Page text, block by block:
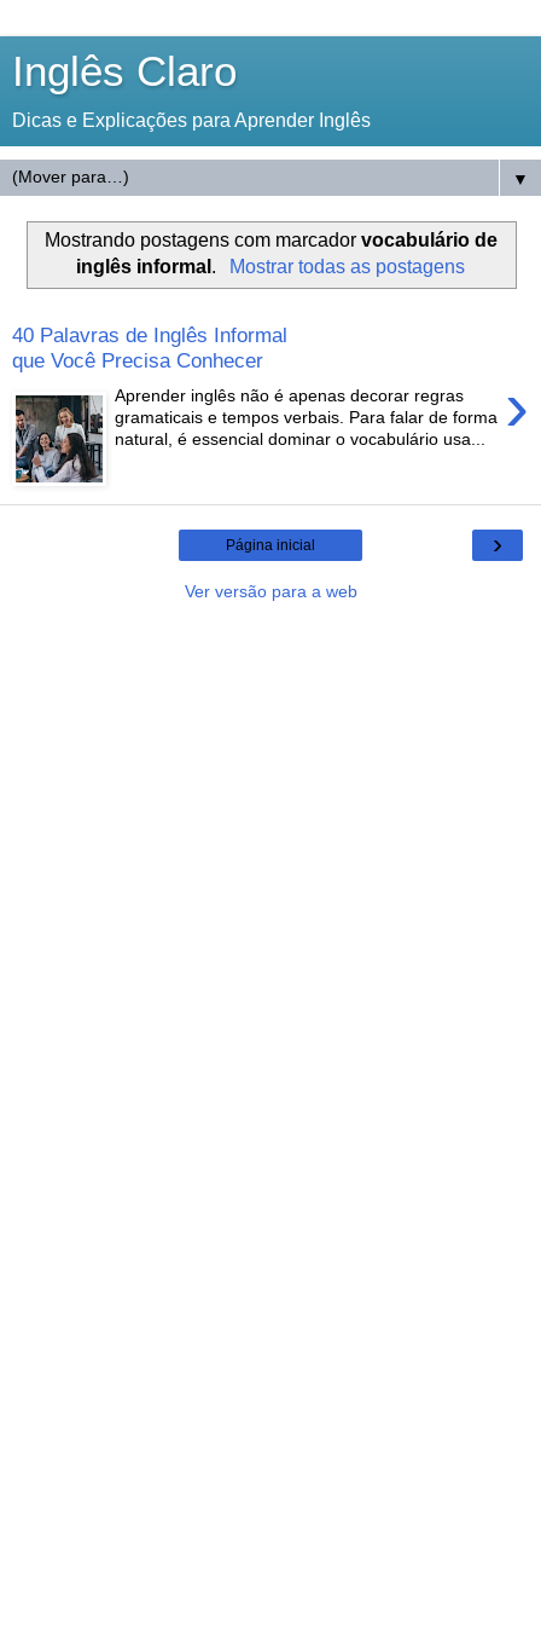
Inglês Claro
Dicas e Explicações para Aprender Inglês
▼
Mostrando postagens com marcador vocabulário de
inglês informal . Mostrar todas as postagens
40 Palavras de Inglês Informal
que Você Precisa Conhecer
›
Aprender inglês não é apenas decorar regras
gramaticais e tempos verbais. Para falar de forma
natural, é essencial dominar o vocabulário usa...
›
Página inicial
Ver versão para a web